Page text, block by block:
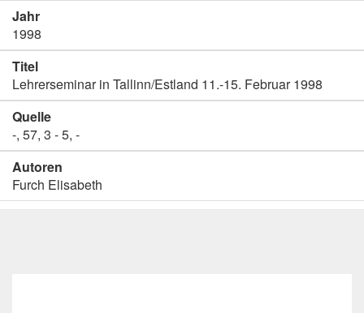
Jahr
1998
Titel
Lehrerseminar in Tallinn/Estland 11.-15. Februar 1998
Quelle
-, 57, 3 - 5, -
Autoren
Furch Elisabeth